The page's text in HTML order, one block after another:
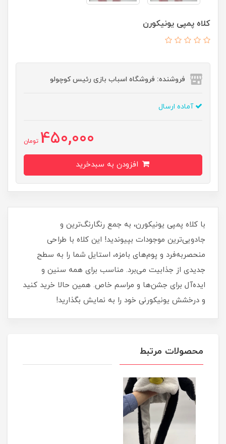
کلاه پمپی یونیکورن
فروشنده: فروشگاه اسباب بازی رئیس کوچولو
آماده ارسال
450,000 تومان
با کلاه پمپی یونیکورن، به جمع رنگارنگ‌ترین و
جادویی‌ترین موجودات بپیوندید! این کلاه با طراحی
منحصربه‌فرد و پوم‌های بامزه، استایل شما را به سطح
جدیدی از جذابیت می‌برد. مناسب برای همه سنین و
ایده‌آل برای جشن‌ها و مراسم خاص. همین حالا خرید کنید
و درخشش یونیکورنی خود را به نمایش بگذارید!
محصولات مرتبط